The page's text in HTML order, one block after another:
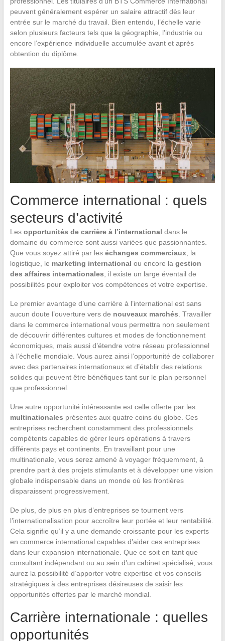
peuvent généralement espérer un salaire attractif dès leur
entrée sur le marché du travail. Bien entendu, l’échelle varie
selon plusieurs facteurs tels que la géographie, l’industrie ou
encore l’expérience individuelle accumulée avant et après
obtention du diplôme.
Commerce international : quels
secteurs d’activité
Les opportunités de carrière à l’international dans le
domaine du commerce sont aussi variées que passionnantes.
Que vous soyez attiré par les échanges commerciaux, la
logistique, le marketing international ou encore la gestion
des affaires internationales , il existe un large éventail de
possibilités pour exploiter vos compétences et votre expertise.
Le premier avantage d’une carrière à l’international est sans
aucun doute l’ouverture vers de nouveaux marchés . Travailler
dans le commerce international vous permettra non seulement
de découvrir différentes cultures et modes de fonctionnement
économiques, mais aussi d’étendre votre réseau professionnel
à l’échelle mondiale. Vous aurez ainsi l’opportunité de collaborer
avec des partenaires internationaux et d’établir des relations
solides qui peuvent être bénéfiques tant sur le plan personnel
que professionnel.
Une autre opportunité intéressante est celle offerte par les
multinationales présentes aux quatre coins du globe. Ces
entreprises recherchent constamment des professionnels
compétents capables de gérer leurs opérations à travers
différents pays et continents. En travaillant pour une
multinationale, vous serez amené à voyager fréquemment, à
prendre part à des projets stimulants et à développer une vision
globale indispensable dans un monde où les frontières
disparaissent progressivement.
De plus, de plus en plus d’entreprises se tournent vers
l’internationalisation pour accroître leur portée et leur rentabilité.
Cela signifie qu’il y a une demande croissante pour les experts
en commerce international capables d’aider ces entreprises
dans leur expansion internationale. Que ce soit en tant que
consultant indépendant ou au sein d’un cabinet spécialisé, vous
aurez la possibilité d’apporter votre expertise et vos conseils
stratégiques à des entreprises désireuses de saisir les
opportunités offertes par le marché mondial.
Carrière internationale : quelles
opportunités